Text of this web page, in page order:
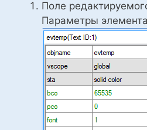
Поле
Параметры